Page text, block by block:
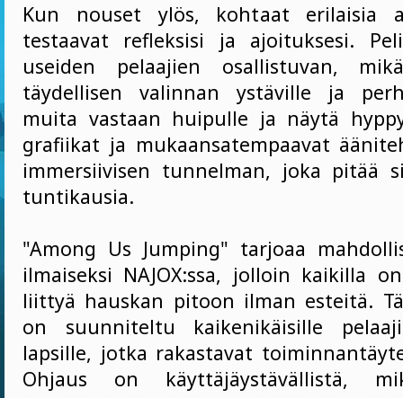
Kun nouset ylös, kohtaat erilaisia
testaavat refleksisi ja ajoituksesi.
useiden pelaajien osallistuvan,
täydellisen valinnan ystäville ja
muita vastaan huipulle ja näytä
grafiikat ja mukaansatempaavat
immersiivisen tunnelman, joka pitää
tuntikausia.
"Among Us Jumping" tarjoaa
ilmaiseksi NAJOX:ssa, jolloin kaikilla
liittyä hauskan pitoon ilman esteitä.
on suunniteltu kaikenikäisille
lapsille, jotka rakastavat
Ohjaus on käyttäjäystävällistä,